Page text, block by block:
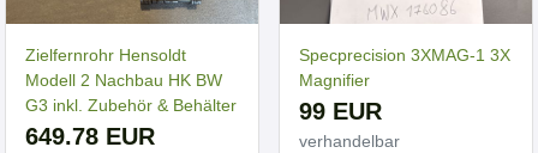
Zielfernrohr Hensoldt
Modell 2 Nachbau HK BW
G3 inkl. Zubehör & Behälter
649.78 EUR
Specprecision 3XMAG-1 3X
Magnifier
99 EUR
verhandelbar